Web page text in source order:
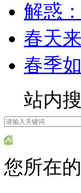
解惑
春天
春季
站内
您所在